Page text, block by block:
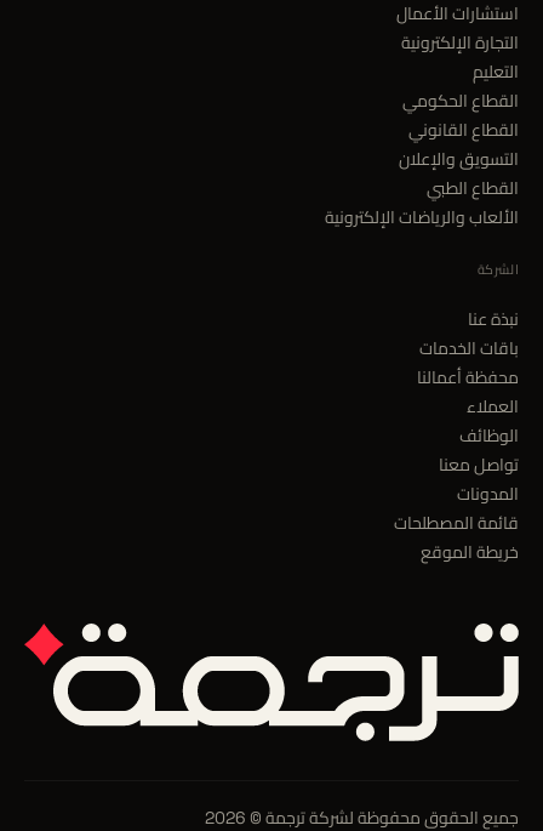
استشارات الأعمال
التجارة الإلكترونية
التعليم
القطاع الحكومي
القطاع القانوني
التسويق والإعلان
القطاع الطبي
الألعاب والرياضات الإلكترونية
الشركة
نبذة عنا
باقات الخدمات
محفظة أعمالنا
العملاء
الوظائف
تواصل معنا
المدونات
قائمة المصطلحات
خريطة الموقع
جميع الحقوق محفوظة لشركة ترجمة © 2026